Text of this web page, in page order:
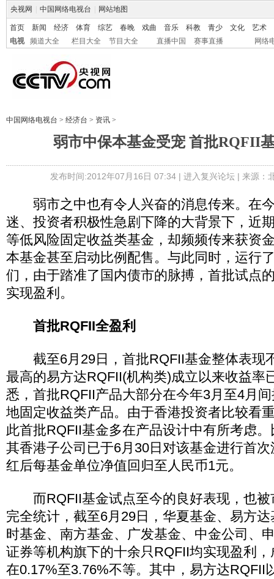
央视网 中国网络电视台 网站地图
首页 新闻 经济 体育 综艺 春晚 戏曲 音乐 科教 青少 文化
艺术
电视
频道大全 栏目大全 节目大全 直播中国 赛事直播 网络
中国网络电视台 > 经济台 > 资讯 >
弱市中保本基金受宠 首批RQFII
发布时间:2012年07月16日 07:34 | 进入复兴论坛| 来源：
弱市之中也有令人兴奋的消息传来。在
迷、投资者积极性急剧下降的大背景下，近
等低风险固定收益类基金，却频频传来获资
本基金甚至启动比例配售。与此同时，运行
们，由于踏准了国内债市的脉搏，首批试点
实现盈利。
首批RQFII全盈利
截至6月29日，首批RQFII基金整体表现
最高的易方达RQFII(机构类)成立以来收益率
悉，首批RQFII产品大部分在今年3月至4月
地固定收益类产品。由于香港投资者比较看
此首批RQFII基金多在产品设计中有所考虑
其香港子公司已于6月30日对该基金进行首
红后每基金单位净值回归至人民币1元。
而RQFII基金试点至今的良好表现，也被
完全统计，截至6月29日，华夏基金、易方
时基金、南方基金、广发基金、中金公司、
证券等机构旗下的十余只RQFII均实现盈利
在0.17%至3.76%不等。其中，易方达RQFII